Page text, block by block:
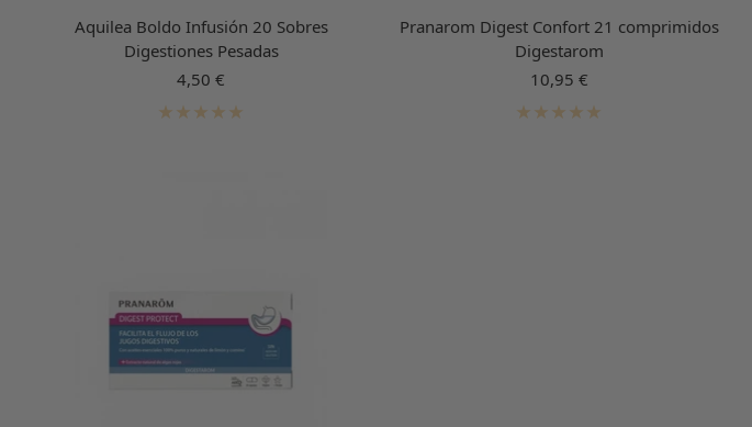
Aquilea Boldo Infusión 20 Sobres
Digestiones Pesadas
Precio
de
4,50 €
Pranarom Digest Confort 21 comprimidos
Digestarom
Precio
de
10,95 €